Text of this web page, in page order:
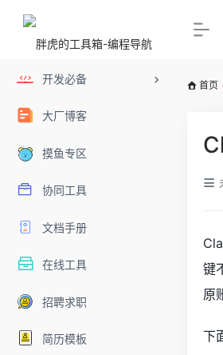
开发必备
大厂博客
摸鱼专区
协同工具
文档手册
在线工具
招聘求职
简历模板
首页
键
原
下